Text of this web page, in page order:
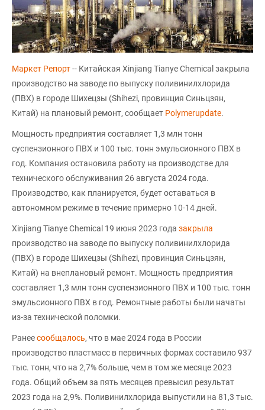
Маркет Репорт-- Китайская Xinjiang Tianye Chemical закрыла
производство на заводе по выпуску поливинилхлорида
(ПВХ) в городе Шихецзы (Shihezi, провинция Синьцзян,
Китай) на плановый ремонт, сообщает Polymerupdate.
Мощность предприятия составляет 1,3 млн тонн
суспензионного ПВХ и 100 тыс. тонн эмульсионного ПВХ в
год. Компания остановила работу на производстве для
технического обслуживания 26 августа 2024 года.
Производство, как планируется, будет оставаться в
автономном режиме в течение примерно 10-14 дней.
Xinjiang Tianye Chemical 19 июня 2023 года закрыла
производство на заводе по выпуску поливинилхлорида
(ПВХ) в городе Шихецзы (Shihezi, провинция Синьцзян,
Китай) на внеплановый ремонт. Мощность предприятия
составляет 1,3 млн тонн суспензионного ПВХ и 100 тыс. тонн
эмульсионного ПВХ в год. Ремонтные работы были начаты
из-за технической поломки.
Ранеесообщалось, что в мае 2024 года в России
производство пластмасс в первичных формах составило 937
тыс. тонн, что на 2,7% больше, чем в том же месяце 2023
года. Общий объем за пять месяцев превысил результат
2023 года на 2,9%. Поливинилхлорида выпустили на 81,3 тыс.